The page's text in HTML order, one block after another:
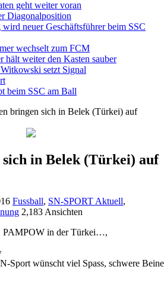
geht weiter voran
Diagonalposition
neuer Geschäftsführer beim SSC
wechselt zum FCM
weiter den Kasten sauber
setzt Signal
beim SSC am Ball
bringen sich in Belek (Türkei) auf
in Belek (Türkei) auf
Fussball, SN-SPORT Aktuell,
2,183 Ansichten
in der Türkei…,
Sport wünscht viel Spass, schwere